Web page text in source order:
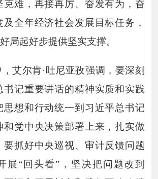
克难，再接再厉、奋发有为，奋
全年经济社会发展目标任务，
局起好步提供坚实支撑。
艾尔肯·吐尼亚孜强调，要深刻
书记重要讲话的精神实质和实践
思想和行动统一到习近平总书记
和党中央决策部署上来，扎实做
要抓好中央巡视、审计反馈问题
展“回头看”，坚决把问题改到